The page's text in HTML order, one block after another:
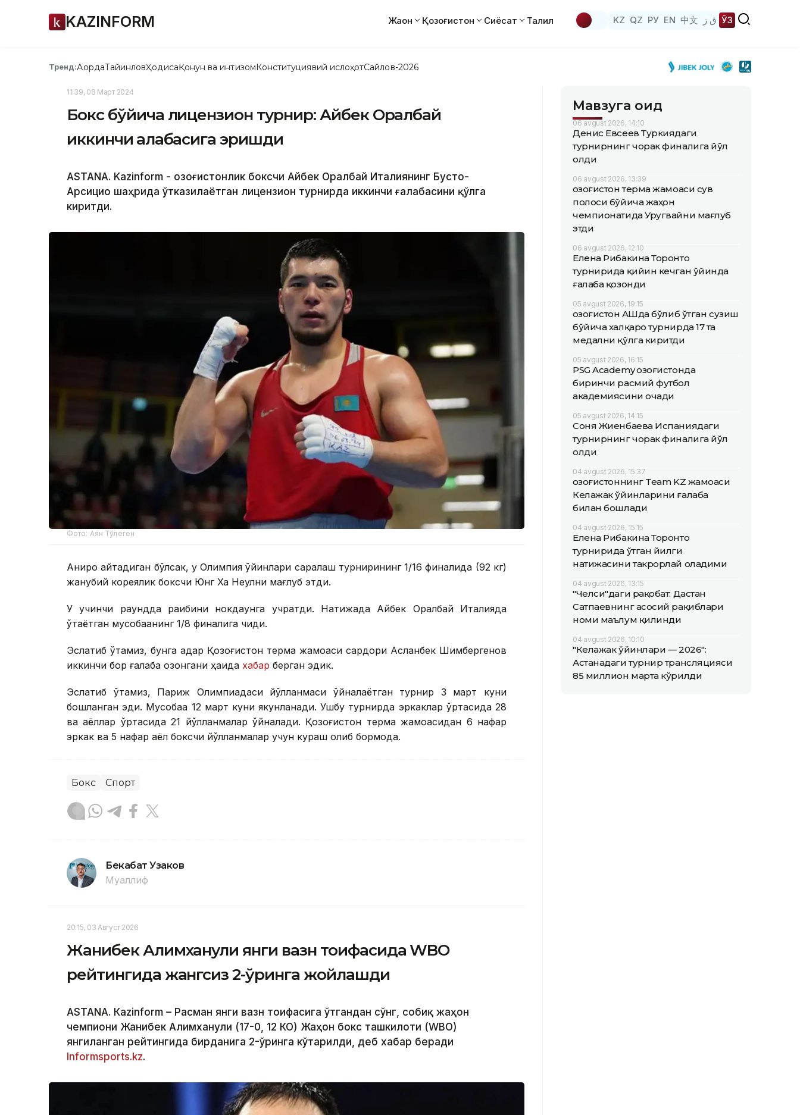
KAZINFORM Жаҳон Қозоғистон Сиёсат Таҳлил KZ QZ РУ EN 中文 ق ز ЎЗ
Тренд:АқордаТайинловҲодисаҚонун ва интизомКонституциявий ислоҳотСайлов-2026
11:39, 08 Март 2024
Бокс бўйича лицензион турнир: Айбек Оралбай
иккинчи ғалабасига эришди
ASTANA. Kazinform - Қозоғистонлик боксчи Айбек Оралбай Италиянинг Бусто-
Арсицио шаҳрида ўтказилаётган лицензион турнирда иккинчи ғалабасини қўлга
киритди.
Фото: Аян Тўлеген
Аниқроқ айтадиган бўлсак, у Олимпия ўйинлари саралаш турнирининг 1/16 финалида (92 кг)
жанубий кореялик боксчи Юнг Ха Неулни мағлуб этди.
У учинчи раундда рақибини нокдаунга учратди. Натижада Айбек Оралбай Италияда
ўтаётган мусобақанинг 1/8 финалига чиқди.
Эслатиб ўтамиз, бунга қадар Қозоғистон терма жамоаси сардори Асланбек Шимбергенов
иккинчи бор ғалаба қозонгани ҳақида хабар берган эдик.
Эслатиб ўтамиз, Париж Олимпиадаси йўлланмаси ўйналаётган турнир 3 март куни
бошланган эди. Мусобақа 12 март куни якунланади. Ушбу турнирда эркаклар ўртасида 28
ва аёллар ўртасида 21 йўлланмалар ўйналади. Қозоғистон терма жамоасидан 6 нафар
эркак ва 5 нафар аёл боксчи йўлланмалар учун кураш олиб бормоқда.
Бокс Спорт
Бекабат Узаков
Муаллиф
20:15, 03 Август 2026
Жанибек Алимханули янги вазн тоифасида WBO
рейтингида жангсиз 2-ўринга жойлашди
ASTANА. Кazinform – Расман янги вазн тоифасига ўтгандан сўнг, собиқ жаҳон
чемпиони Жанибек Алимханули (17-0, 12 КО) Жаҳон бокс ташкилоти (WBО)
янгиланган рейтингида бирданига 2-ўринга кўтарилди, деб хабар беради
Informsports.kz.
Мавзуга оид
06 avgust 2026, 14:10
Денис Евсеев Туркиядаги
турнирнинг чорак финалига йўл
олди
06 avgust 2026, 13:39
Қозоғистон терма жамоаси сув
полоси бўйича жаҳон
чемпионатида Уругвайни мағлуб
этди
06 avgust 2026, 12:10
Елена Рибакина Торонто
турнирида қийин кечган ўйинда
ғалаба қозонди
05 avgust 2026, 19:15
Қозоғистон АҚШда бўлиб ўтган сузиш
бўйича халқаро турнирда 17 та
медални қўлга киритди
05 avgust 2026, 16:15
PSG Academy Қозоғистонда
биринчи расмий футбол
академиясини очади
05 avgust 2026, 14:15
Соня Жиенбаева Испаниядаги
турнирнинг чорак финалига йўл
олди
04 avgust 2026, 15:37
Қозоғистоннинг Team KZ жамоаси
Келажак ўйинларини ғалаба
билан бошлади
04 avgust 2026, 15:15
Елена Рибакина Торонто
турнирида ўтган йилги
натижасини такрорлай оладими
04 avgust 2026, 13:15
"Челси"даги рақобат: Дастан
Сатпаевнинг асосий рақиблари
номи маълум қилинди
04 avgust 2026, 10:10
"Келажак ўйинлари — 2026":
Астанадаги турнир трансляцияси
85 миллион марта кўрилди